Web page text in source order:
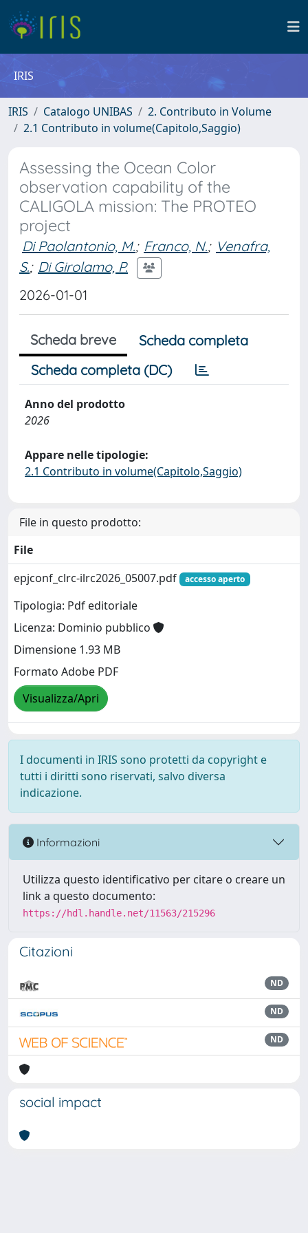
IRIS
IRIS Catalogo UNIBAS
2. Contributo in Volume
2.1 Contributo in volume(Capitolo,Saggio)
Assessing the Ocean Color
observation capability of the
CALIGOLA mission: The PROTEO
project
Di Paolantonio, M.; Franco, N.; Venafra,
S.; Di Girolamo, P.
2026-01-01
Scheda breve
Scheda completa
Scheda completa (DC)
Anno del prodotto
2026
Appare nelle tipologie:
2.1 Contributo in volume(Capitolo,Saggio)
File in questo prodotto:
File
epjconf_clrc-ilrc2026_05007.pdf
accesso aperto
Tipologia: Pdf editoriale
Licenza: Dominio pubblico
Dimensione 1.93 MB
Formato Adobe PDF
Visualizza/Apri
I documenti in IRIS sono protetti da copyright e
tutti i diritti sono riservati, salvo diversa
indicazione.
Informazioni
Utilizza questo identificativo per citare o creare un
link a questo documento:
https://hdl.handle.net/11563/215296
Citazioni
ND
ND
ND
social impact